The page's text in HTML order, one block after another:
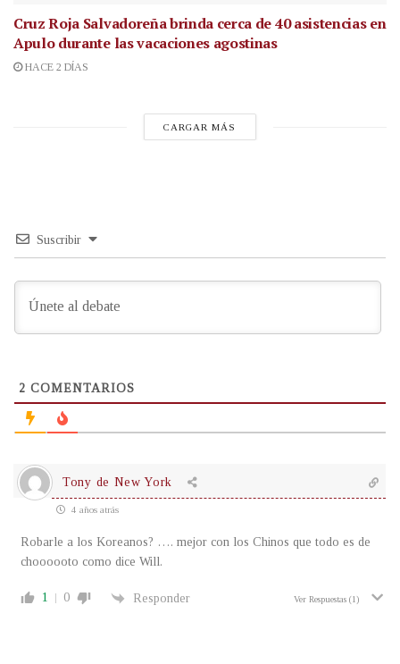
Cruz Roja Salvadoreña brinda cerca de 40 asistencias en
Apulo durante las vacaciones agostinas
HACE 2 DÍAS
CARGAR MÁS
Suscribir
2 COMENTARIOS
Tony de New York
4 años atrás
Robarle a los Koreanos? …. mejor con los Chinos que todo es de
choooooto como dice Will.
1 0 Responder Ver Respuestas (1)